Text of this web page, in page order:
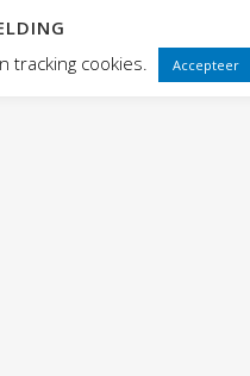
tracking cookies.
Accepteer